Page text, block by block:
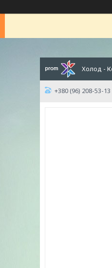
Холод -
+380 (96) 208-53-13